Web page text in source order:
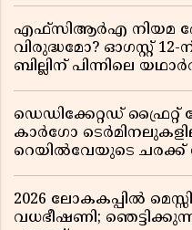
എഫ്സിആർഎ നിയമ
വിരുദ്ധമോ? ഓഗസ്റ്റ്
ബില്ലിന് പിന്നിലെ
ഡെഡിക്കേറ്റഡ്
കാർഗോ
റെയിൽവേയുടെ ചരക്ക്
2026 ലോകകപ്പിൽ
വധഭീഷണി;